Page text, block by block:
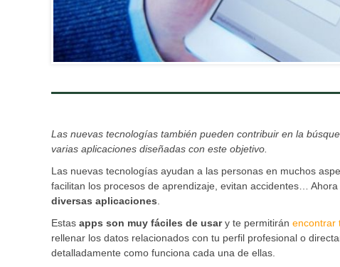
Las nuevas tecnologías también pueden contribuir en la
varias aplicaciones diseñadas con este objetivo.
Las nuevas tecnologías ayudan a las personas en muchos
facilitan los procesos de aprendizaje, evitan accidentes…
diversas aplicaciones.
Estas apps son muy fáciles de usary te permitirán encontrar
rellenar los datos relacionados con tu perfil profesional o
detalladamente como funciona cada una de ellas.